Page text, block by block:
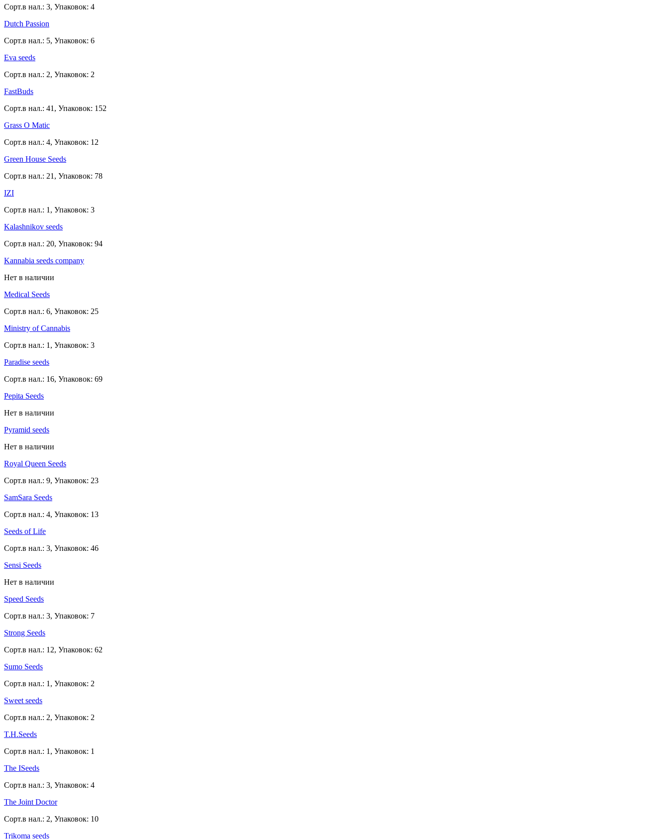
Сорт.в нал.: 3, Упаковок: 4
Dutch Passion
Сорт.в нал.: 5, Упаковок: 6
Eva seeds
Сорт.в нал.: 2, Упаковок: 2
FastBuds
Сорт.в нал.: 41, Упаковок: 152
Grass O Matic
Сорт.в нал.: 4, Упаковок: 12
Green House Seeds
Сорт.в нал.: 21, Упаковок: 78
IZI
Сорт.в нал.: 1, Упаковок: 3
Kalashnikov seeds
Сорт.в нал.: 20, Упаковок: 94
Kannabia seeds company
Нет в наличии
Medical Seeds
Сорт.в нал.: 6, Упаковок: 25
Ministry of Cannabis
Сорт.в нал.: 1, Упаковок: 3
Paradise seeds
Сорт.в нал.: 16, Упаковок: 69
Pepita Seeds
Нет в наличии
Pyramid seeds
Нет в наличии
Royal Queen Seeds
Сорт.в нал.: 9, Упаковок: 23
SamSara Seeds
Сорт.в нал.: 4, Упаковок: 13
Seeds of Life
Сорт.в нал.: 3, Упаковок: 46
Sensi Seeds
Нет в наличии
Speed Seeds
Сорт.в нал.: 3, Упаковок: 7
Strong Seeds
Сорт.в нал.: 12, Упаковок: 62
Sumo Seeds
Сорт.в нал.: 1, Упаковок: 2
Sweet seeds
Сорт.в нал.: 2, Упаковок: 2
T.H.Seeds
Сорт.в нал.: 1, Упаковок: 1
The ISeeds
Сорт.в нал.: 3, Упаковок: 4
The Joint Doctor
Сорт.в нал.: 2, Упаковок: 10
Trikoma seeds